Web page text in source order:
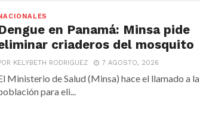
en Panamá: Minsa pide
criaderos del mosquito
KELYBETH RODRIGUEZ 7 AGOSTO, 2026
Ministerio de Salud (Minsa) hace el llamado a la
para eli...